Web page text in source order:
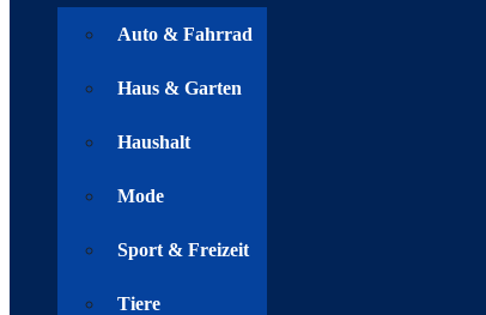
Auto & Fahrrad
Haus & Garten
Haushalt
Mode
Sport & Freizeit
Tiere